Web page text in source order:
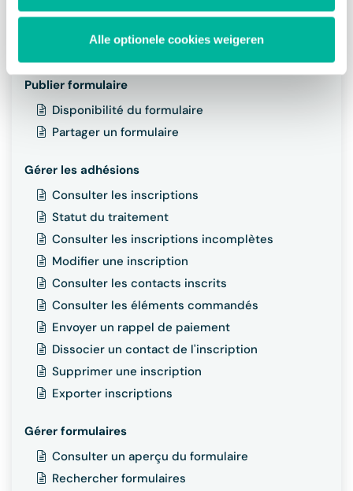
Alle optionele cookies weigeren
Supprimer une action de traitement
Publier formulaire
Disponibilité du formulaire
Partager un formulaire
Gérer les adhésions
Consulter les inscriptions
Statut du traitement
Consulter les inscriptions incomplètes
Modifier une inscription
Consulter les contacts inscrits
Consulter les éléments commandés
Envoyer un rappel de paiement
Dissocier un contact de l'inscription
Supprimer une inscription
Exporter inscriptions
Gérer formulaires
Consulter un aperçu du formulaire
Rechercher formulaires